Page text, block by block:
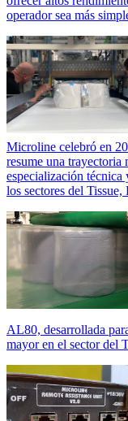
operador sea más
Microline celebró en
resume una trayectoria
especialización técnica
los sectores del
AL80, desarrollada
mayor en el sector del